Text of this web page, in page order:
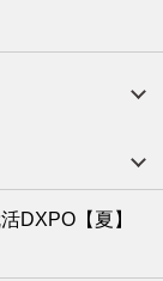
DXPO【夏】